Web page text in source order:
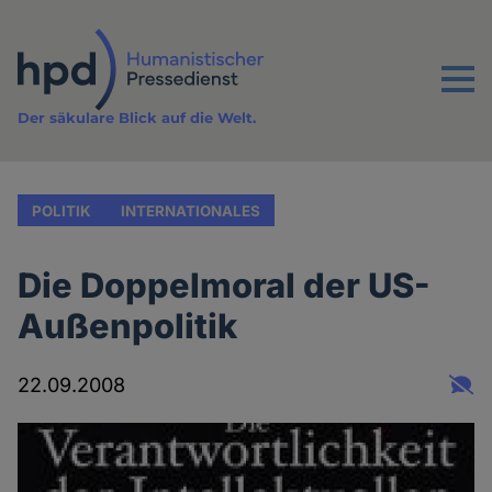
Inhalt
Menu
Der säkulare Blick auf die Welt.
POLITIK INTERNATIONALES
Die Doppelmoral der US-
Außenpolitik
22.09.2008